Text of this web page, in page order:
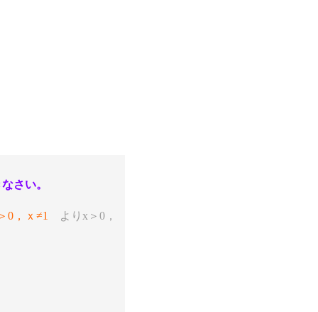
さい。
0，ｘ≠1
よりx＞0，